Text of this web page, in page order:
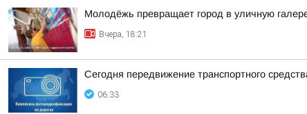
Молодёжь превращает город в уличную
Вчера, 18:21
Сегодня передвижение транспортного
06:33